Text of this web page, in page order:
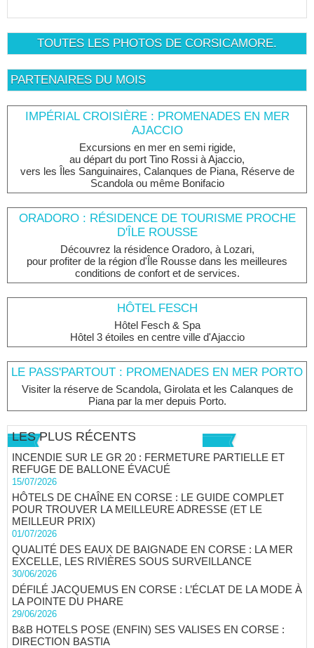
TOUTES LES PHOTOS DE CORSICAMORE.
PARTENAIRES DU MOIS
IMPÉRIAL CROISIÈRE : PROMENADES EN MER
AJACCIO
Excursions en mer en semi rigide,
au départ du port Tino Rossi à Ajaccio,
vers les Îles Sanguinaires, Calanques de Piana, Réserve de
Scandola ou même Bonifacio
ORADORO : RÉSIDENCE DE TOURISME PROCHE
D'ÎLE ROUSSE
Découvrez la résidence Oradoro, à Lozari,
pour profiter de la région d'Île Rousse dans les meilleures
conditions de confort et de services.
HÔTEL FESCH
Hôtel Fesch & Spa
Hôtel 3 étoiles en centre ville d'Ajaccio
LE PASS'PARTOUT : PROMENADES EN MER PORTO
Visiter la réserve de Scandola, Girolata et les Calanques de
Piana par la mer depuis Porto.
LES PLUS RÉCENTS
INCENDIE SUR LE GR 20 : FERMETURE PARTIELLE ET
REFUGE DE BALLONE ÉVACUÉ
15/07/2026
HÔTELS DE CHAÎNE EN CORSE : LE GUIDE COMPLET
POUR TROUVER LA MEILLEURE ADRESSE (ET LE
MEILLEUR PRIX)
01/07/2026
QUALITÉ DES EAUX DE BAIGNADE EN CORSE : LA MER
EXCELLE, LES RIVIÈRES SOUS SURVEILLANCE
30/06/2026
DÉFILÉ JACQUEMUS EN CORSE : L’ÉCLAT DE LA MODE À
LA POINTE DU PHARE
29/06/2026
B&B HOTELS POSE (ENFIN) SES VALISES EN CORSE :
DIRECTION BASTIA